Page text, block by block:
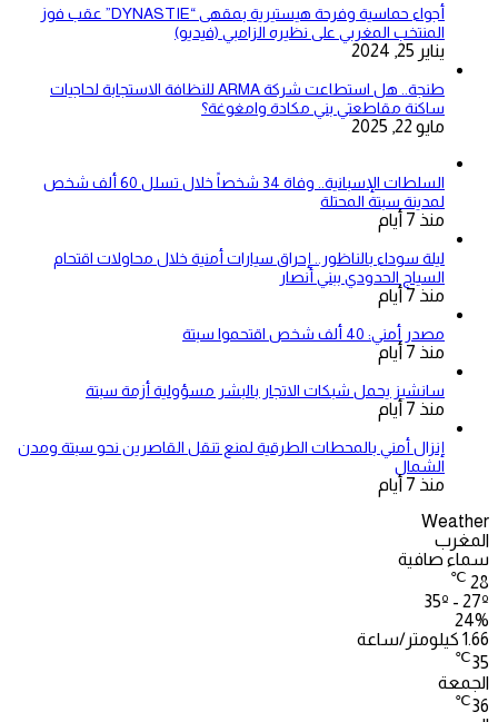
أجواء حماسية وفرحة هيستيرية بمقهى “DYNASTIE” عقب فوز
المنتخب المغربي على نظيره الزامبي (فيديو)
يناير 25, 2024
طنجة.. هل استطاعت شركة ARMA للنظافة الاستجابة لحاجيات
ساكنة مقاطعتي بني مكادة وامغوغة؟
مايو 22, 2025
السلطات الإسبانية.. وفاة 34 شخصاً خلال تسلل 60 ألف شخص
لمدينة سبتة المحتلة
منذ 7 أيام
ليلة سوداء بالناظور.. إحراق سيارات أمنية خلال محاولات اقتحام
السياج الحدودي ببني أنصار
منذ 7 أيام
مصدر أمني: 40 ألف شخص اقتحموا سبتة
منذ 7 أيام
سانشيز يحمل شبكات الاتجار بالبشر مسؤولية أزمة سبتة
منذ 7 أيام
إنزال أمني بالمحطات الطرقية لمنع تنقل القاصرين نحو سبتة ومدن
الشمال
منذ 7 أيام
Weather
المغرب
سماء صافية
28
℃
35º - 27º
24%
1.66 كيلومتر/ساعة
35
℃
الجمعة
36
℃